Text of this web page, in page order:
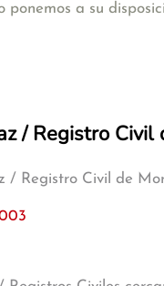
ponemos a su
/ Registro
/ Registro Civil de